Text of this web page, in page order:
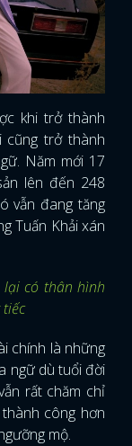
khi trở thành
cũng trở thành
Năm mới 17
lên đến 248
vẫn đang tăng
Tuấn Khải xán
lại có thân hình
tiếc
chính là những
ngữ dù tuổi đời
rất chăm chỉ
công hơn
mộ.